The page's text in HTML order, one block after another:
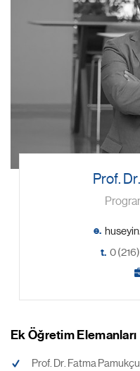
Prof.
e.
t. 0
Ek Öğretim Elemanları
Prof. Dr. Fatma Pamukçu